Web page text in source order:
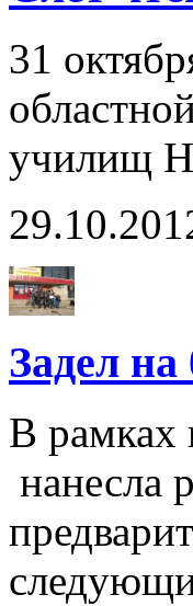
31
училищ
Задел на
В рамках
нанесла